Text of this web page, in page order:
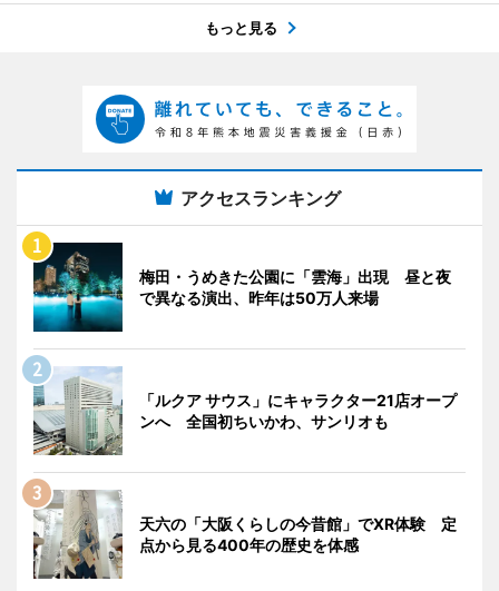
もっと見る
アクセスランキング
梅田・うめきた公園に「雲海」出現 昼と夜
で異なる演出、昨年は50万人来場
「ルクア サウス」にキャラクター21店オープ
ンへ 全国初ちいかわ、サンリオも
天六の「大阪くらしの今昔館」でXR体験 定
点から見る400年の歴史を体感